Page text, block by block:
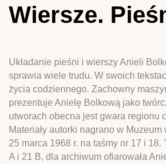
Wiersze.
Układanie pieśni i wierszy Anieli
sprawia wiele trudu. W swoich
życia codziennego. Zachowny
prezentuje Anielę Bolkową jako
utworach obecna jest gwara regionu
Materiały autorki nagrano w
25 marca 1968 r. na taśmy nr 17 i 18.
A i 21 B, dla archiwum ofiarowała